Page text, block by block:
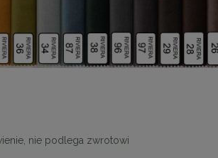
nie podlega zwrotowi